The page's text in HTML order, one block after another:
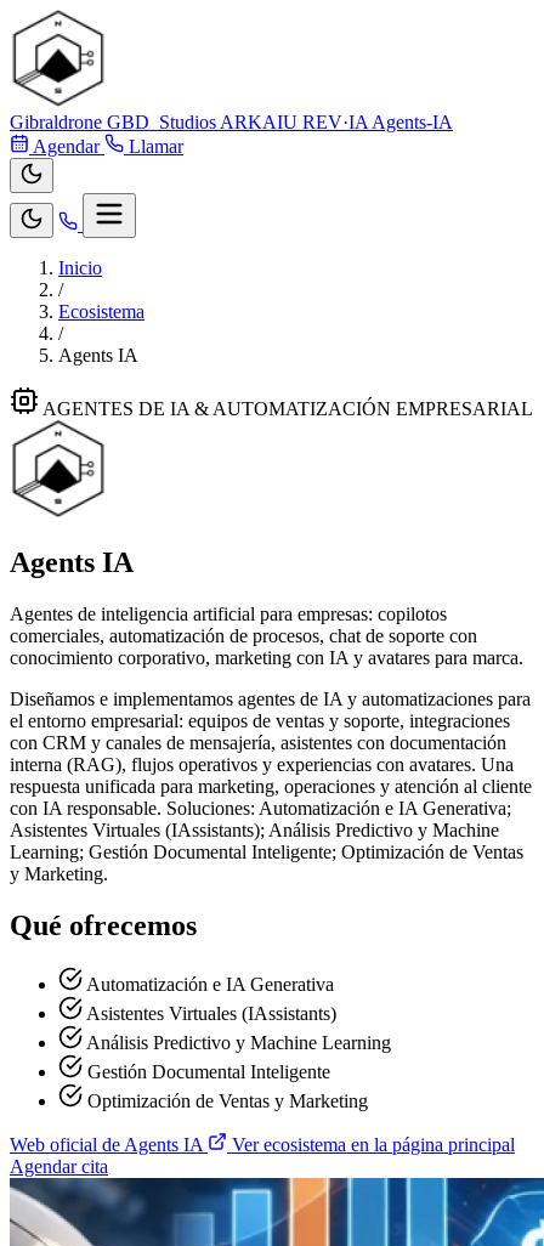
Gibraldrone GBD_Studios ARKAIU REV·IA Agents-IA
Agendar
Llamar
Inicio
/
Ecosistema
/
Agents IA
AGENTES DE IA & AUTOMATIZACIÓN EMPRESARIAL
Agents IA
Agentes de inteligencia artificial para empresas: copilotos
comerciales, automatización de procesos, chat de soporte con
conocimiento corporativo, marketing con IA y avatares para marca.
Diseñamos e implementamos agentes de IA y automatizaciones para
el entorno empresarial: equipos de ventas y soporte, integraciones
con CRM y canales de mensajería, asistentes con documentación
interna (RAG), flujos operativos y experiencias con avatares. Una
respuesta unificada para marketing, operaciones y atención al cliente
con IA responsable. Soluciones: Automatización e IA Generativa;
Asistentes Virtuales (IAssistants); Análisis Predictivo y Machine
Learning; Gestión Documental Inteligente; Optimización de Ventas
y Marketing.
Qué ofrecemos
Automatización e IA Generativa
Asistentes Virtuales (IAssistants)
Análisis Predictivo y Machine Learning
Gestión Documental Inteligente
Optimización de Ventas y Marketing
Web oficial de Agents IA
Ver ecosistema en la página principal
Agendar cita